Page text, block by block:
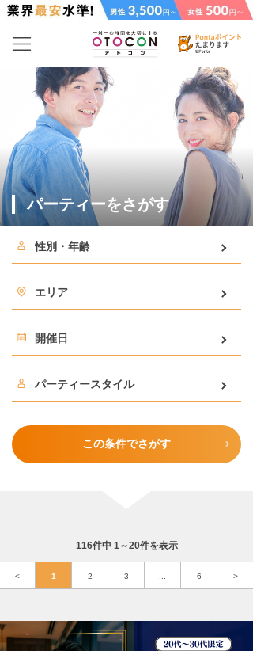
パーティーをさがす
性別・年齢
エリア
開催日
パーティースタイル
この条件でさがす
116件中 1～20件を表示
< 1 2 3 6 >